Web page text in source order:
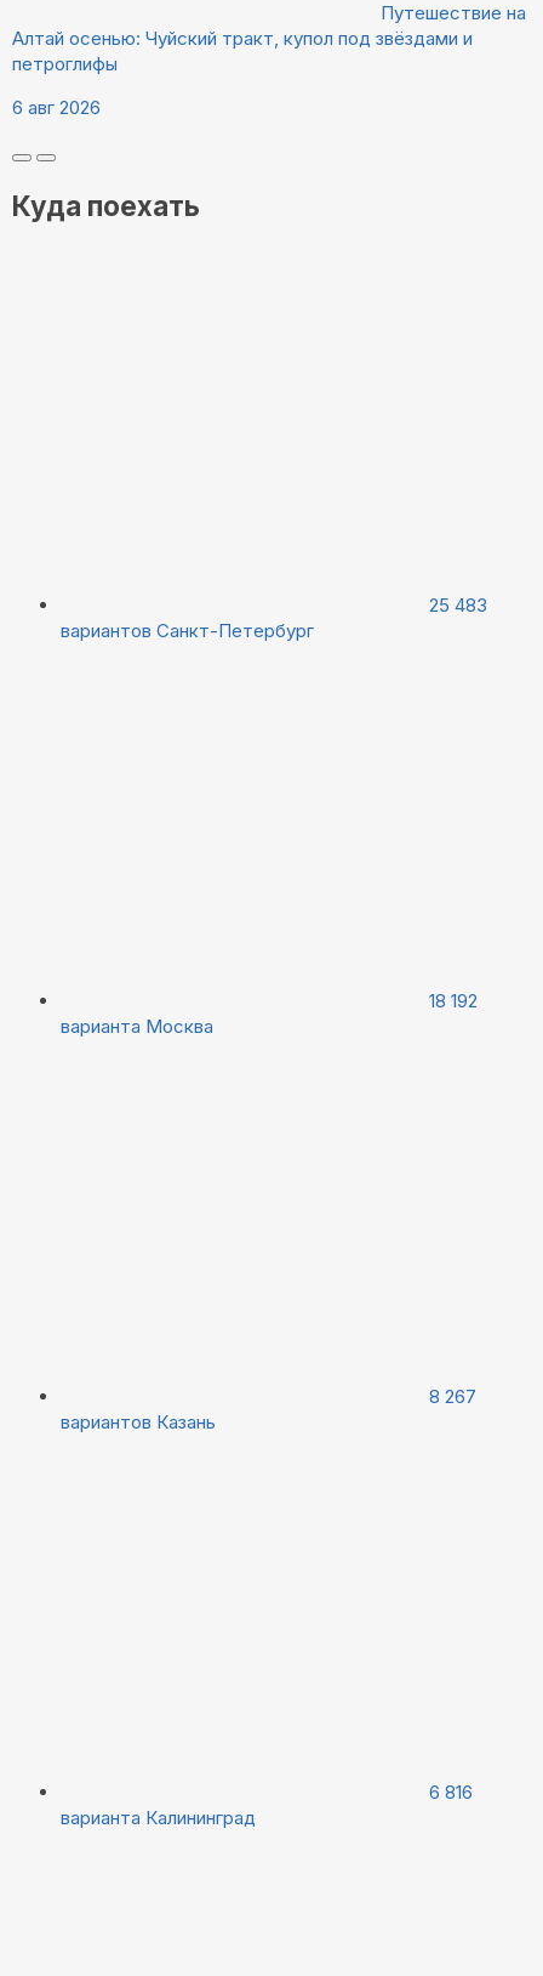
Путешествие на
Алтай осенью: Чуйский тракт, купол под звёздами и
петроглифы
6 авг 2026
Куда поехать
25 483
вариантов Санкт-Петербург
18 192
варианта Москва
8 267
вариантов Казань
6 816
варианта Калининград